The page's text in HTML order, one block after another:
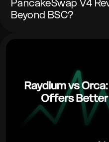
PancakeSwap V4
Beyond BSC?